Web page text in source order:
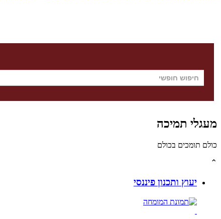
מעגלי תמיכה
כולם תומכים בכולם
⌃
יעוץ ותכנון פיננסי